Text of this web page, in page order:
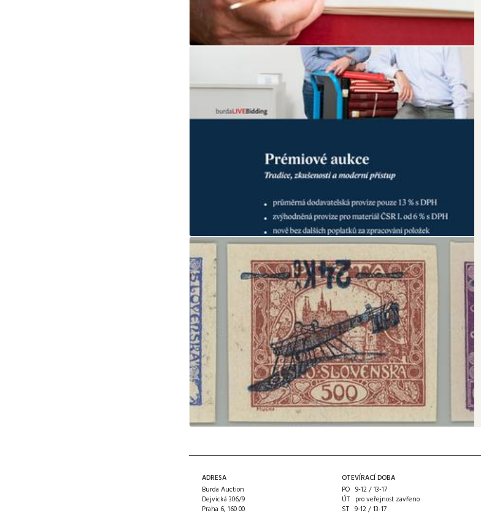
ADRESA
Burda Auction
Dejvická 306/9
Praha 6, 160 00
OTEVÍRACÍ DOBA
PO 9-12 / 13-17
ÚT pro veřejnost zavřeno
ST 9-12 / 13-17